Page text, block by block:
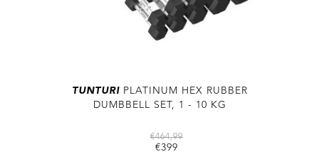
TUNTURIPLATINUM HEX RUBBER
DUMBBELL SET, 1 - 10 KG
€464,99
€399